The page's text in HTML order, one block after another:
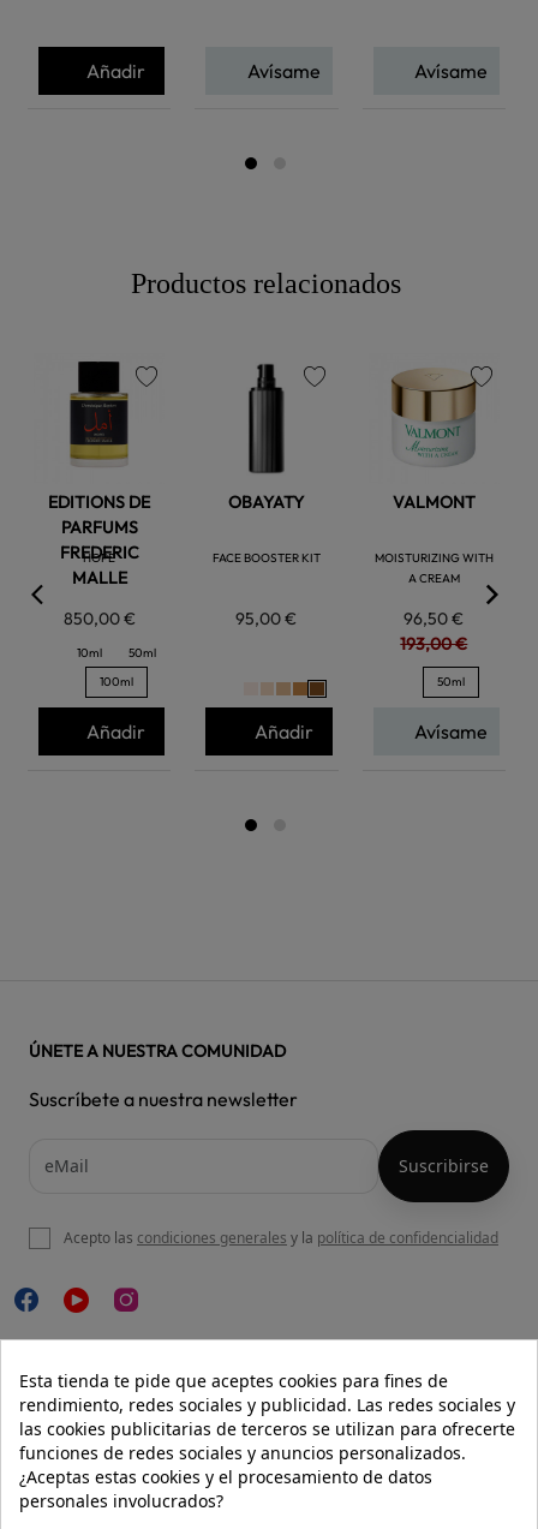
Añadir Avísame Avísame
Productos relacionados
EDITIONS DE
PARFUMS
FREDERIC
MALLE
HOPE
850,00 €
10ml
50ml
100ml
Añadir
OBAYATY
FACE BOOSTER KIT
95,00 €
Añadir
VALMONT
MOISTURIZING WITH
A CREAM
96,50 €
193,00 €
50ml
Avísame
NUESTRA WEB
AYUDA
ÚNETE A NUESTRA COMUNIDAD
Suscríbete a nuestra newsletter
Acepto las condiciones generales y la política de confidencialidad
Esta tienda te pide que aceptes cookies para fines de
rendimiento, redes sociales y publicidad. Las redes sociales y
las cookies publicitarias de terceros se utilizan para ofrecerte
funciones de redes sociales y anuncios personalizados.
¿Aceptas estas cookies y el procesamiento de datos
personales involucrados?